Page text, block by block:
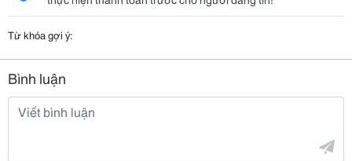
Từ khóa gợi ý:
Bình luận